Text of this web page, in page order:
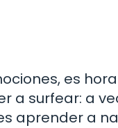
es
a surfear: a
aprender a